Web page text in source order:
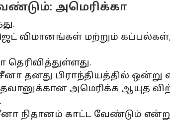
அமெரிக்கா
விமானங்கள் மற்றும்
தனது பிராந்தியத்தில் ஒன்று
அமெரிக்க ஆயுத
நிதானம் காட்ட வேண்டும் என்று